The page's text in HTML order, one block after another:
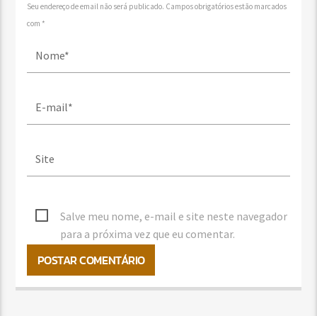
Seu endereço de email não será publicado. Campos obrigatórios estão marcados
com *
Salve meu nome, e-mail e site neste navegador
para a próxima vez que eu comentar.